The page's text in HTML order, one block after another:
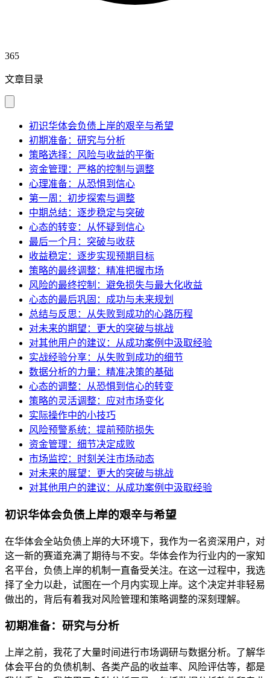
365
文章目录
初识华体会负债上岸的艰辛与希望
初期准备：研究与分析
策略选择：风险与收益的平衡
资金管理：严格的控制与调整
心理准备：从恐惧到信心
第一周：初步探索与调整
中期总结：逐步稳定与突破
心态的转变：从怀疑到信心
最后一个月：突破与收获
收益稳定：逐步实现预期目标
策略的最终调整：精准把握市场
风险的最终控制：避免损失与最大化收益
心态的最后巩固：成功与未来规划
总结与反思：从失败到成功的心路历程
对未来的期望：更大的突破与挑战
对其他用户的建议：从成功案例中汲取经验
实战经验分享：从失败到成功的细节
数据分析的力量：精准决策的基础
心态的调整：从恐惧到信心的转变
策略的灵活调整：应对市场变化
实际操作中的小技巧
风险预警系统：提前预防损失
资金管理：细节决定成败
市场监控：时刻关注市场动态
对未来的展望：更大的突破与挑战
对其他用户的建议：从成功案例中汲取经验
初识华体会负债上岸的艰辛与希望
在华体会全站负债上岸的大环境下，我作为一名资深用户，对
这一新的赛道充满了期待与不安。华体会作为行业内的一家知
名平台，负债上岸的机制一直备受关注。在这一过程中，我选
择了全力以赴，试图在一个月内实现上岸。这个决定并非轻易
做出的，背后有着我对风险管理和策略调整的深刻理解。
初期准备：研究与分析
上岸之前，我花了大量时间进行市场调研与数据分析。了解华
体会平台的负债机制、各类产品的收益率、风险评估等，都是